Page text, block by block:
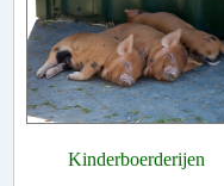
Kinderboerderijen